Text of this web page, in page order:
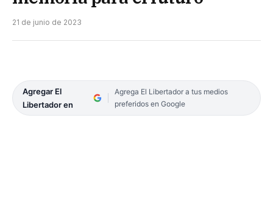
21 de junio de 2023
Agregar El
Libertador en
Agrega El Libertador a tus medios
preferidos en Google